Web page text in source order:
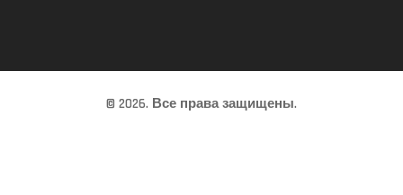
© 2026. Все права защищены.